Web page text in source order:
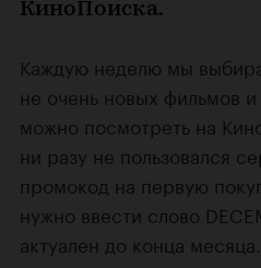
КиноПоиска.
Каждую неделю мы
не очень новых фильмов
можно посмотреть на
ни разу не пользовался
промокод на первую
нужно ввести слово
актуален до конца месяца.